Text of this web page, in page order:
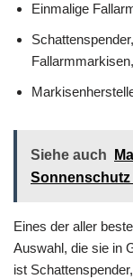
Einmalige
Siehe auch
Eines der aller
Auswahl, die sie in
ist